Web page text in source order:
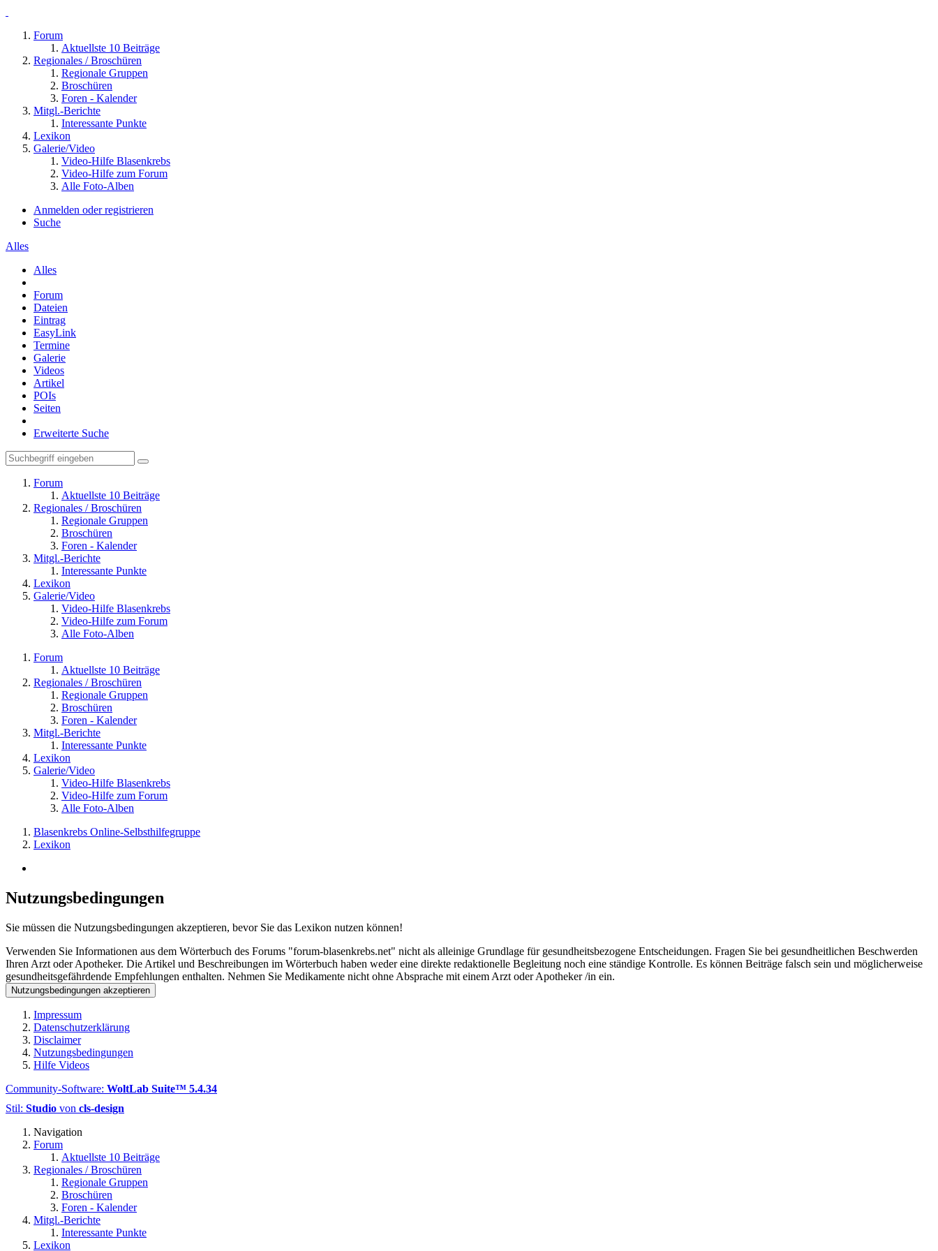
Forum
Aktuellste 10 Beiträge
Regionales / Broschüren
Regionale Gruppen
Broschüren
Foren - Kalender
Mitgl.-Berichte
Interessante Punkte
Lexikon
Galerie/Video
Video-Hilfe Blasenkrebs
Video-Hilfe zum Forum
Alle Foto-Alben
Anmelden oder registrieren
Suche
Alles
Alles
Forum
Dateien
Eintrag
EasyLink
Termine
Galerie
Videos
Artikel
POIs
Seiten
Erweiterte Suche
Forum
Aktuellste 10 Beiträge
Regionales / Broschüren
Regionale Gruppen
Broschüren
Foren - Kalender
Mitgl.-Berichte
Interessante Punkte
Lexikon
Galerie/Video
Video-Hilfe Blasenkrebs
Video-Hilfe zum Forum
Alle Foto-Alben
Forum
Aktuellste 10 Beiträge
Regionales / Broschüren
Regionale Gruppen
Broschüren
Foren - Kalender
Mitgl.-Berichte
Interessante Punkte
Lexikon
Galerie/Video
Video-Hilfe Blasenkrebs
Video-Hilfe zum Forum
Alle Foto-Alben
Blasenkrebs Online-Selbsthilfegruppe
Lexikon
Nutzungsbedingungen
Sie müssen die Nutzungsbedingungen akzeptieren, bevor Sie das Lexikon nutzen können!
Verwenden Sie Informationen aus dem Wörterbuch des Forums "forum-blasenkrebs.net" nicht als alleinige Grundlage für gesundheitsbezogene Entscheidungen. Fragen Sie bei gesundheitlichen Beschwerden
Ihren Arzt oder Apotheker. Die Artikel und Beschreibungen im Wörterbuch haben weder eine direkte redaktionelle Begleitung noch eine ständige Kontrolle. Es können Beiträge falsch sein und möglicherweise
gesundheitsgefährdende Empfehlungen enthalten. Nehmen Sie Medikamente nicht ohne Absprache mit einem Arzt oder Apotheker /in ein.
Impressum
Datenschutzerklärung
Disclaimer
Nutzungsbedingungen
Hilfe Videos
Community-Software: WoltLab Suite™ 5.4.34
Stil: Studio von cls-design
Navigation
Forum
Aktuellste 10 Beiträge
Regionales / Broschüren
Regionale Gruppen
Broschüren
Foren - Kalender
Mitgl.-Berichte
Interessante Punkte
Lexikon